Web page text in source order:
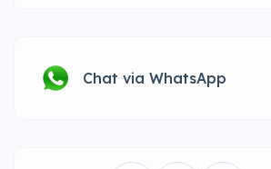
Chat via WhatsApp